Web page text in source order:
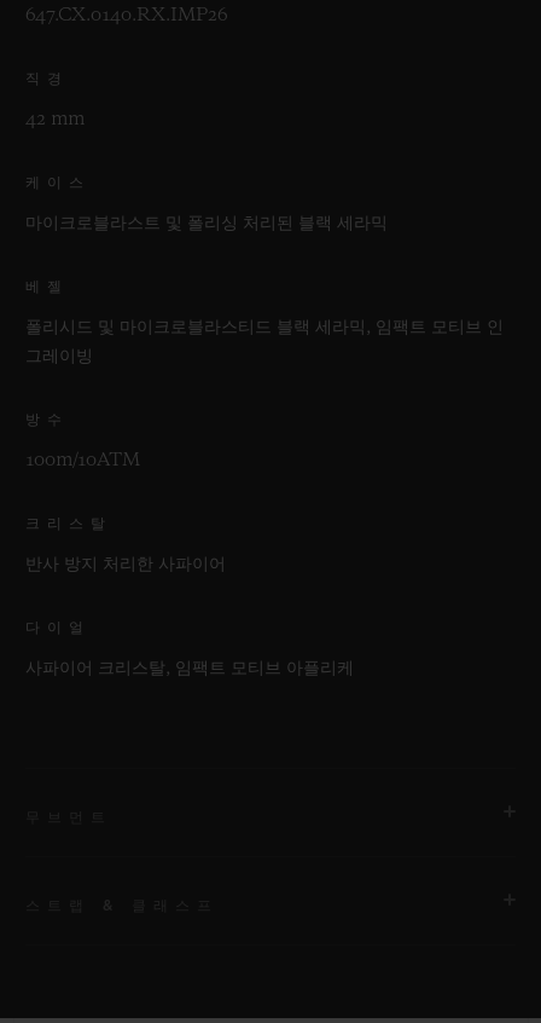
647.CX.0140.RX.IMP26
직경
42 mm
케이스
마이크로블라스트 및 폴리싱 처리된 블랙 세라믹
베젤
폴리시드 및 마이크로블라스티드 블랙 세라믹, 임팩트 모티브 인
그레이빙
방수
100m/10ATM
크리스탈
반사 방지 처리한 사파이어
다이얼
사파이어 크리스탈, 임팩트 모티브 아플리케
스트랩